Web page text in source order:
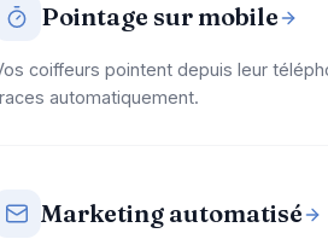
Pointage sur mobile
coiffeurs pointent depuis leur
automatiquement.
Marketing automatisé